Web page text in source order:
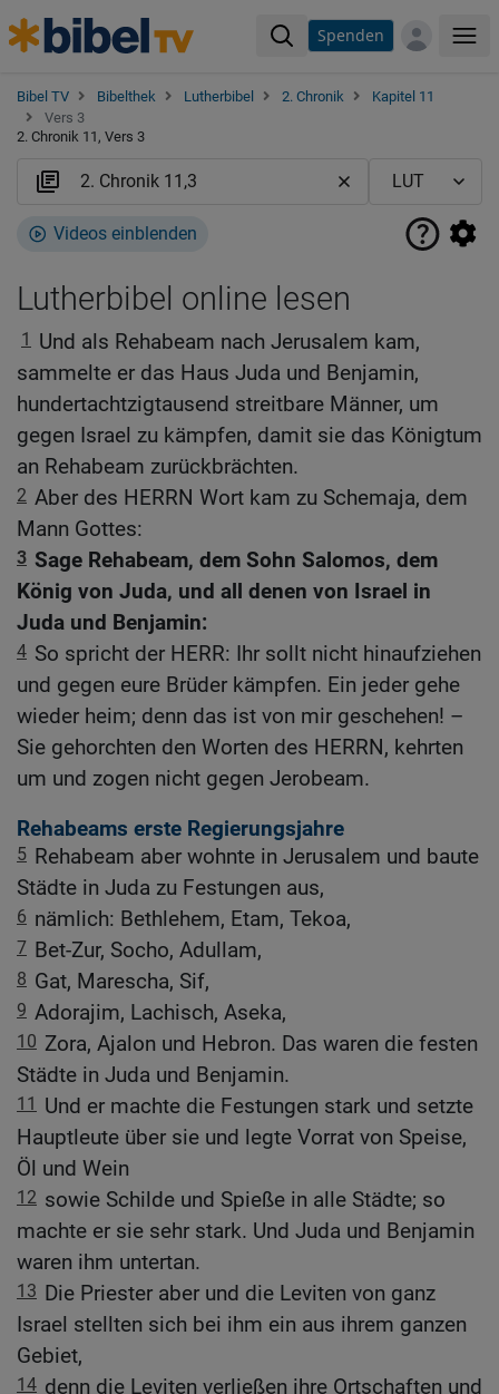
Spenden
Bibel TV Bibelthek Lutherbibel 2. Chronik
Kapitel 11
Vers 3
2. Chronik 11, Vers 3
Videos einblenden
Lutherbibel online lesen
1 Und als Rehabeam nach Jerusalem kam,
sammelte er das Haus Juda und Benjamin,
hundertachtzigtausend streitbare Männer, um
gegen Israel zu kämpfen, damit sie das Königtum
an Rehabeam zurückbrächten.
2 Aber des HERRN Wort kam zu Schemaja, dem
Mann Gottes:
3 Sage Rehabeam, dem Sohn Salomos, dem
König von Juda, und all denen von Israel in
Juda und Benjamin:
4 So spricht der HERR: Ihr sollt nicht hinaufziehen
und gegen eure Brüder kämpfen. Ein jeder gehe
wieder heim; denn das ist von mir geschehen! –
Sie gehorchten den Worten des HERRN, kehrten
um und zogen nicht gegen Jerobeam.
Rehabeams erste Regierungsjahre
5 Rehabeam aber wohnte in Jerusalem und baute
Städte in Juda zu Festungen aus,
6 nämlich: Bethlehem, Etam, Tekoa,
7 Bet-Zur, Socho, Adullam,
8 Gat, Marescha, Sif,
9 Adorajim, Lachisch, Aseka,
10 Zora, Ajalon und Hebron. Das waren die festen
Städte in Juda und Benjamin.
11
Und er machte die Festungen stark und setzte
Hauptleute über sie und legte Vorrat von Speise,
Öl und Wein
12 sowie Schilde und Spieße in alle Städte; so
machte er sie sehr stark. Und Juda und Benjamin
waren ihm untertan.
13 Die Priester aber und die Leviten von ganz
Israel stellten sich bei ihm ein aus ihrem ganzen
Gebiet,
14 denn die Leviten verließen ihre Ortschaften und